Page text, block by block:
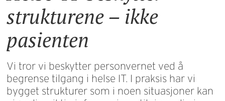
strukturene – ikke
pasienten
Vi tror vi beskytter personvernet ved å
begrense tilgang i helse IT. I praksis har vi
bygget strukturer som i noen situasjoner kan